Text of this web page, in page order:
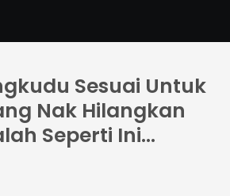
Sesuai Untuk
Nak Hilangkan
Seperti Ini...